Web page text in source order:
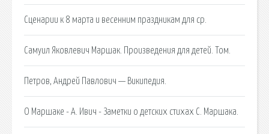
Сценарии к 8 марта и весенним праздникам для ср.
Самуил Яковлевич Маршак. Произведения для детей. Том.
Петров, Андрей Павлович — Википедия.
О Маршаке - А. Ивич - Заметки о детских стихах С. Маршака.